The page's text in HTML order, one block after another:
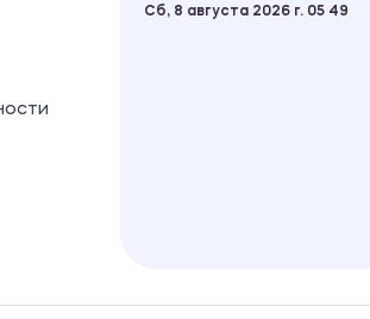
Сб, 8 августа 2026 г. 05 49